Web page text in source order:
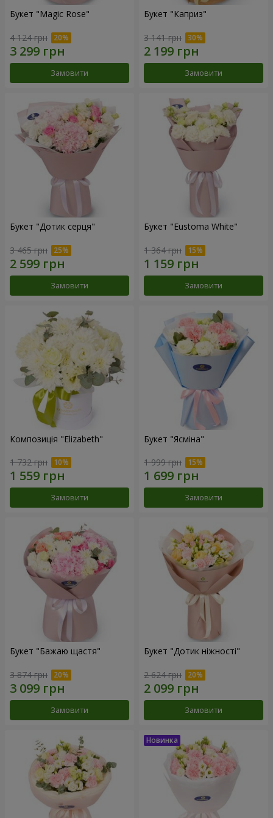
Букет "Magic Rose"
4 124 грн
Замовити
Букет "Каприз"
3 141 грн
Замовити
Букет "Дотик серця"
3 465 грн
Замовити
Букет "Eustoma White"
1 364 грн
Замовити
Композиція "Elizabeth"
1 732 грн
Замовити
Букет "Ясміна"
1 999 грн
Замовити
Букет "Бажаю щастя"
3 874 грн
Замовити
Букет "Дотик ніжності"
2 624 грн
Замовити